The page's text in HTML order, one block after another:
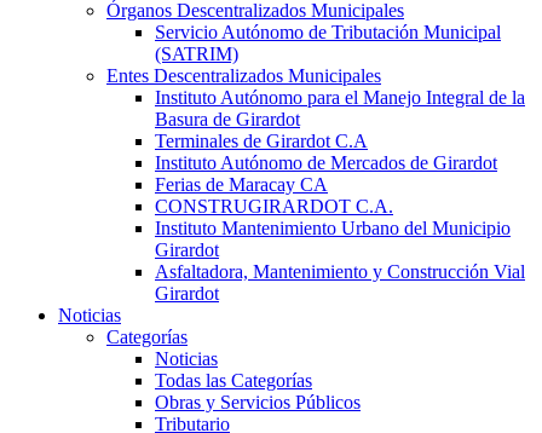
Órganos Descentralizados Municipales
Servicio Autónomo de Tributación Municipal
(SATRIM)
Entes Descentralizados Municipales
Instituto Autónomo para el Manejo Integral de la
Basura de Girardot
Terminales de Girardot C.A
Instituto Autónomo de Mercados de Girardot
Ferias de Maracay CA
CONSTRUGIRARDOT C.A.
Instituto Mantenimiento Urbano del Municipio
Girardot
Asfaltadora, Mantenimiento y Construcción Vial
Girardot
Noticias
Categorías
Noticias
Todas las Categorías
Obras y Servicios Públicos
Tributario